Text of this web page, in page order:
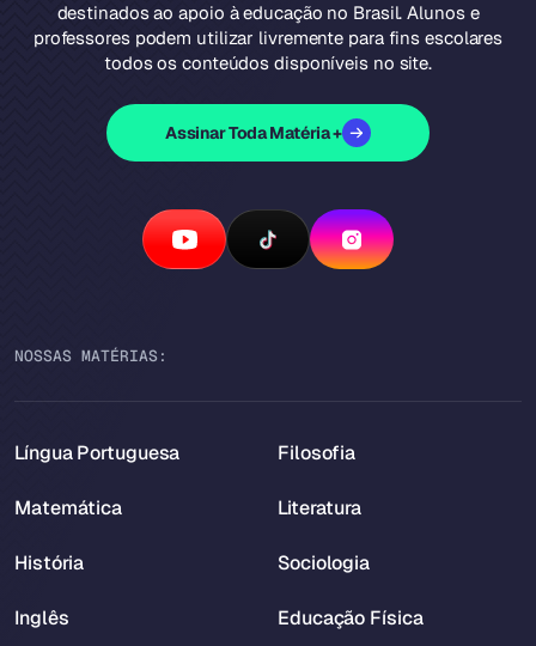
destinados ao apoio à educação no Brasil. Alunos e
professores podem utilizar livremente para fins escolares
todos os conteúdos disponíveis no site.
Assinar Toda Matéria +
NOSSAS MATÉRIAS:
Língua Portuguesa
Matemática
História
Inglês
Filosofia
Literatura
Sociologia
Educação Física